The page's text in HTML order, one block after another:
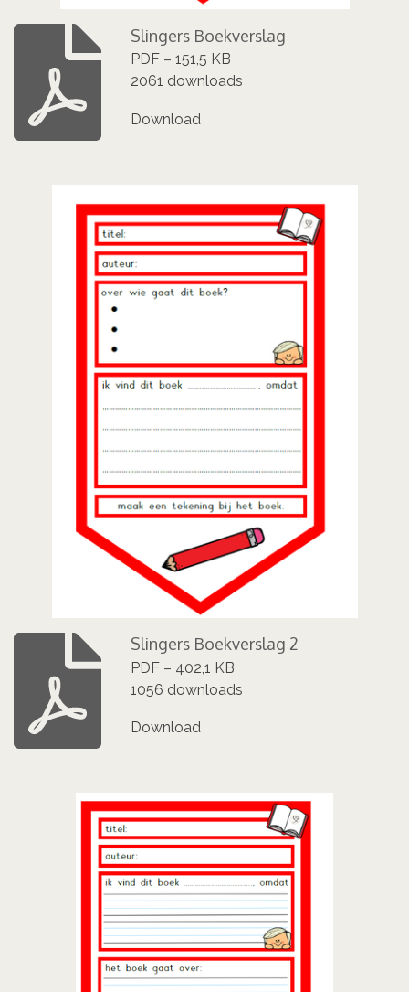
Slingers Boekverslag
PDF – 151,5 KB
2061 downloads
Download
Slingers Boekverslag 2
PDF – 402,1 KB
1056 downloads
Download